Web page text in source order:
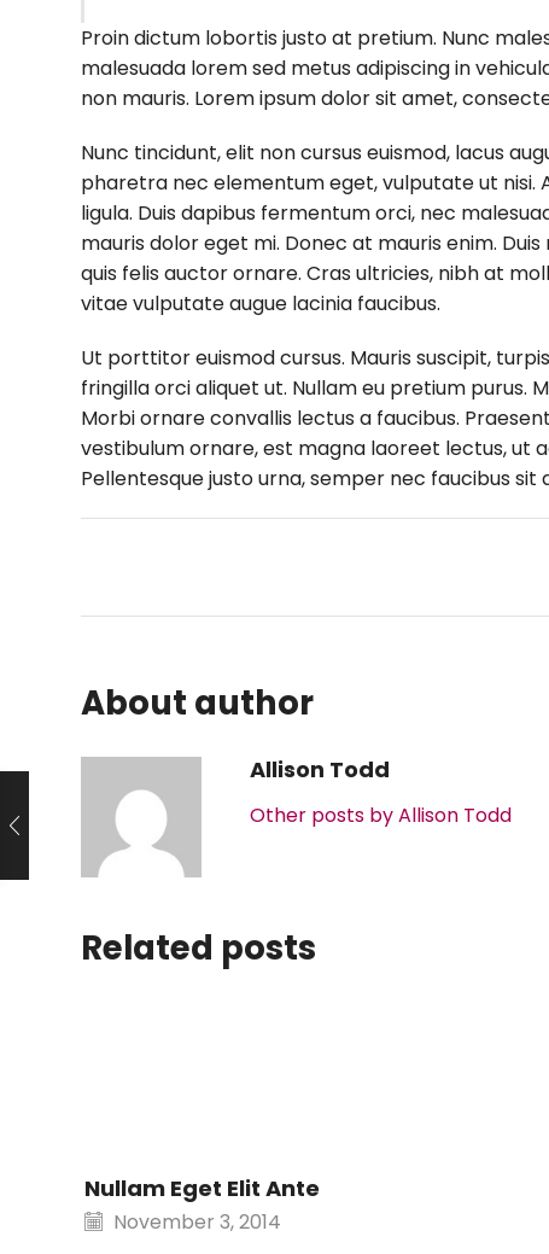
Proin dictum lobortis justo at pretium. Nunc
malesuada lorem sed metus adipiscing in
non mauris. Lorem ipsum dolor sit amet,
Nunc tincidunt, elit non cursus euismod, lacus
pharetra nec elementum eget, vulputate ut nisi.
ligula. Duis dapibus fermentum orci, nec
mauris dolor eget mi. Donec at mauris enim.
quis felis auctor ornare. Cras ultricies, nibh at
vitae vulputate augue lacinia faucibus.
Ut porttitor euismod cursus. Mauris suscipit,
fringilla orci aliquet ut. Nullam eu pretium purus.
Morbi ornare convallis lectus a faucibus.
vestibulum ornare, est magna laoreet lectus, ut
Pellentesque justo urna, semper nec faucibus
About author
Allison Todd
Other posts by Allison Todd
Related posts
Nullam Eget Elit Ante
November 3, 2014